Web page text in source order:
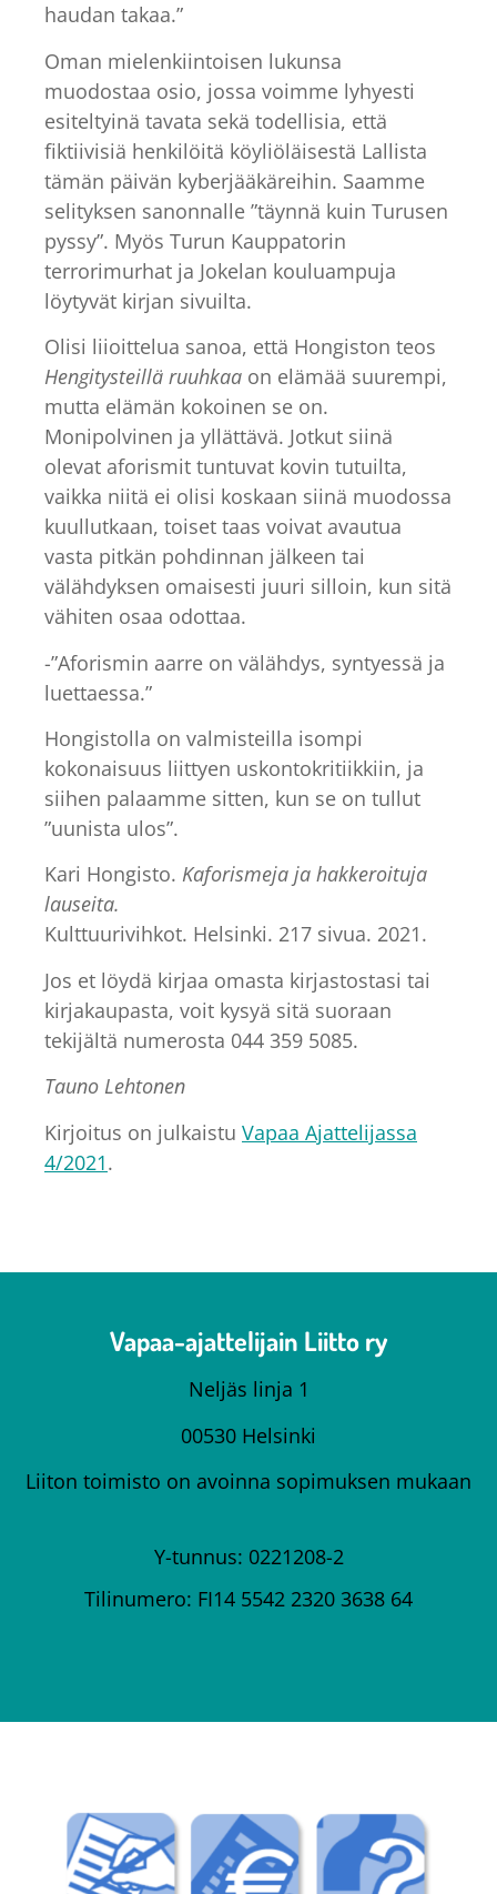
haudan takaa.”
Oman mielenkiintoisen lukunsa
muodostaa osio, jossa voimme lyhyesti
esiteltyinä tavata sekä todellisia, että
fiktiivisiä henkilöitä köyliöläisestä Lallista
tämän päivän kyberjääkäreihin. Saamme
selityksen sanonnalle ”täynnä kuin Turusen
pyssy”. Myös Turun Kauppatorin
terrorimurhat ja Jokelan kouluampuja
löytyvät kirjan sivuilta.
Olisi liioittelua sanoa, että Hongiston teos
Hengitysteillä ruuhkaa on elämää suurempi,
mutta elämän kokoinen se on.
Monipolvinen ja yllättävä. Jotkut siinä
olevat aforismit tuntuvat kovin tutuilta,
vaikka niitä ei olisi koskaan siinä muodossa
kuullutkaan, toiset taas voivat avautua
vasta pitkän pohdinnan jälkeen tai
välähdyksen omaisesti juuri silloin, kun sitä
vähiten osaa odottaa.
-”Aforismin aarre on välähdys, syntyessä ja
luettaessa.”
Hongistolla on valmisteilla isompi
kokonaisuus liittyen uskontokritiikkiin, ja
siihen palaamme sitten, kun se on tullut
”uunista ulos”.
Kari Hongisto. Kaforismeja ja hakkeroituja
lauseita.
Kulttuurivihkot. Helsinki. 217 sivua. 2021.
Jos et löydä kirjaa omasta kirjastostasi tai
kirjakaupasta, voit kysyä sitä suoraan
tekijältä numerosta 044 359 5085.
Tauno Lehtonen
Kirjoitus on julkaistu Vapaa Ajattelijassa
4/2021.
Vapaa-ajattelijain Liitto ry
Neljäs linja 1
00530 Helsinki
Liiton toimisto on avoinna sopimuksen mukaan
Y-tunnus: 0221208-2
Tilinumero: FI14 5542 2320 3638 64